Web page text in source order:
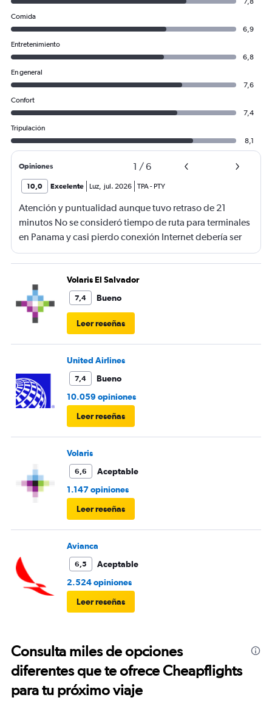
Comida
6,9
Entretenimiento
6,8
En general
7,6
Confort
7,4
Tripulación
8,1
Opiniones 1 /6
10,0 Excelente Luz, jul. 2026 TPA- PTY
Atención y puntualidad aunque tuvo retraso de 21
minutos No se consideró tiempo de ruta para terminales
en Panama y casi pierdo conexión Internet debería ser
gratis
Volaris El Salvador
7,4 Bueno
Leer reseñas
United Airlines
7,4
Bueno
10.059 opiniones
Leer reseñas
Volaris
6,6
Aceptable
1.147 opiniones
Leer reseñas
Avianca
6,5
Aceptable
2.524 opiniones
Leer reseñas
Consulta miles de opciones
diferentes que te ofrece Cheapflights
para tu próximo viaje